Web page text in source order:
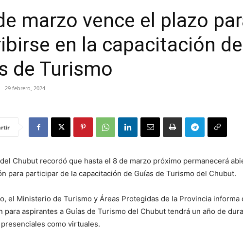
marzo vence el plazo
en la capacitación de
de Turismo
- 29 febrero, 2024
Chubut recordó que hasta el 8 de marzo próximo permanecerá
para participar de la capacitación de Guías de Turismo del Chubut.
el Ministerio de Turismo y Áreas Protegidas de la Provincia informa
para aspirantes a Guías de Turismo del Chubut tendrá un año de
como virtuales.